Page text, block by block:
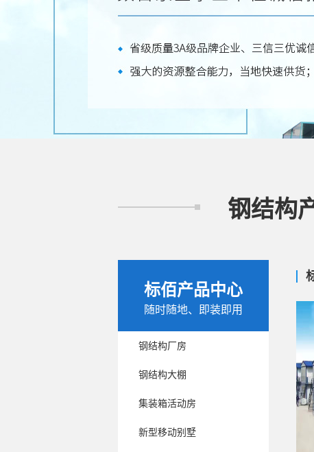
//---活动房产品介绍开始--
钢结构
标佰产品中心
随时随地、即装即用
钢结构厂房
钢结构大棚
集装箱活动房
新型移动别墅